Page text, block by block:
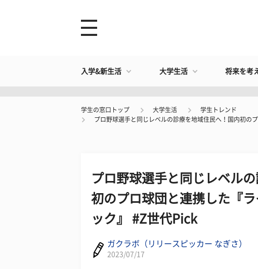
入学&新生活 大学生活 将来を考
学生の窓口トップ 大学生活
学生トレンド
プロ野球選手と同じレベルの診療を地域住民へ！国内初の
プロ野球選手と同じレベル
初のプロ球団と連携した『
ック』 #Z世代Pick
ガクラボ（リリースピッカー なぎさ）
2023/07/17